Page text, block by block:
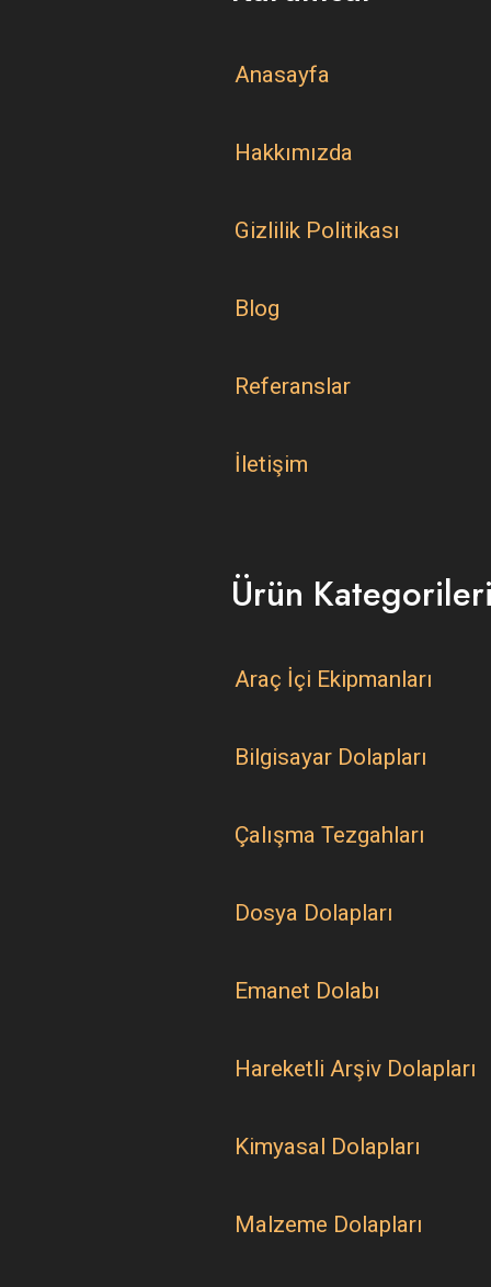
Anasayfa
Hakkımızda
Gizlilik Politikası
Blog
Referanslar
İletişim
Ürün
Araç İçi Ekipmanları
Bilgisayar Dolapları
Çalışma Tezgahları
Dosya Dolapları
Emanet Dolabı
Hareketli Arşiv Dolapları
Kimyasal Dolapları
Malzeme Dolapları